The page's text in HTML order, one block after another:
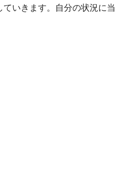
いきます。自分の状況に当